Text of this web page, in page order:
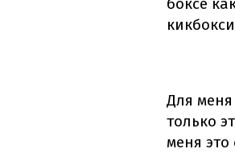
боксе
Для меня
только
меня